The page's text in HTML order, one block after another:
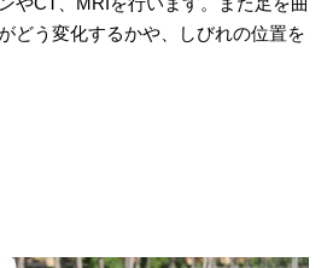
どう変化するかや、しびれの位置を